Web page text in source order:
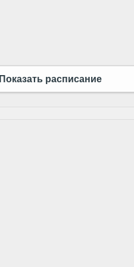
Показать расписание